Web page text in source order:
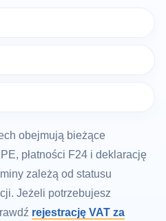
obejmują bieżące
płatności F24 i deklarację
zależą od statusu
Jeżeli potrzebujesz
rejestrację VAT za